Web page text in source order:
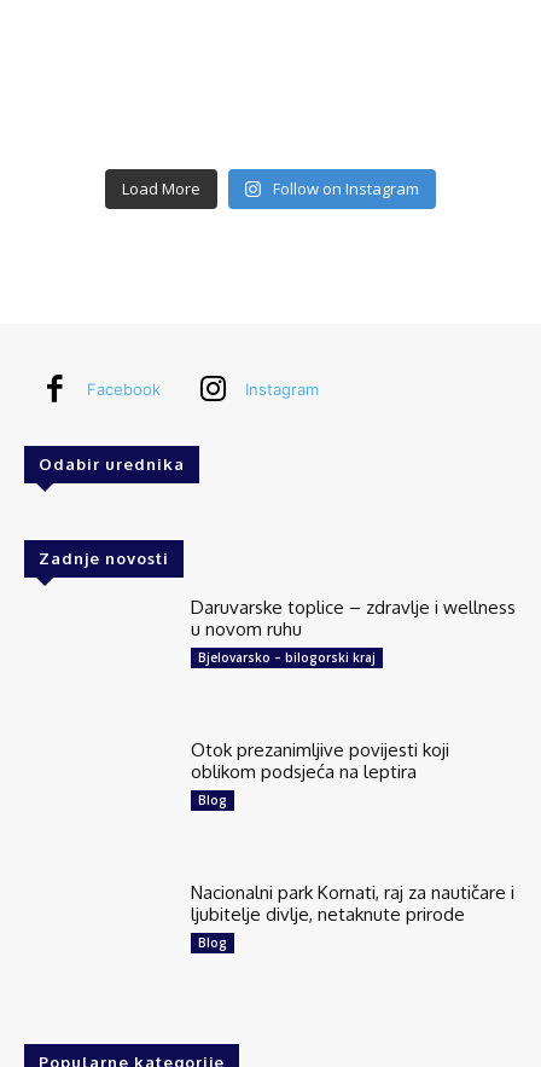
Load More Follow on Instagram
Facebook Instagram
Odabir urednika
Zadnje novosti
Daruvarske toplice – zdravlje i wellness
u novom ruhu
Bjelovarsko – bilogorski kraj
Otok prezanimljive povijesti koji
oblikom podsjeća na leptira
Blog
Nacionalni park Kornati, raj za nautičare i
ljubitelje divlje, netaknute prirode
Blog
Popularne kategorije